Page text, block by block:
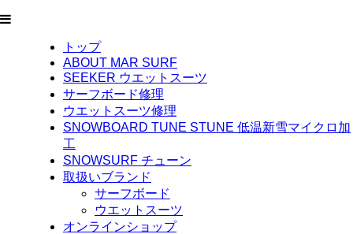
トップ
ABOUT MAR SURF
SEEKER ウエットスーツ
サーフボード修理
ウエットスーツ修理
SNOWBOARD TUNE STUNE 低温新雪マイクロ加
工
SNOWSURF チューン
取扱いブランド
サーフボード
ウエットスーツ
オンラインショップ